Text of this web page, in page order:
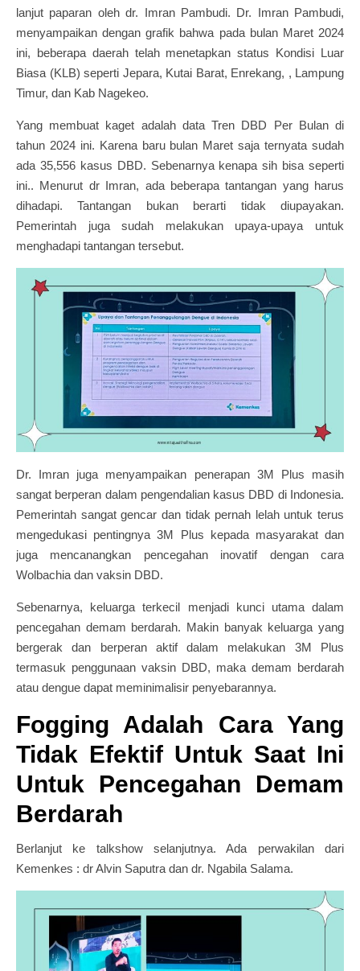
lanjut paparan oleh dr. Imran Pambudi. Dr. Imran Pambudi,
menyampaikan dengan grafik bahwa pada bulan Maret 2024
ini, beberapa daerah telah menetapkan status Kondisi Luar
Biasa (KLB) seperti Jepara, Kutai Barat, Enrekang, , Lampung
Timur, dan Kab Nagekeo.
Yang membuat kaget adalah data Tren DBD Per Bulan di
tahun 2024 ini. Karena baru bulan Maret saja ternyata sudah
ada 35,556 kasus DBD. Sebenarnya kenapa sih bisa seperti
ini.. Menurut dr Imran, ada beberapa tantangan yang harus
dihadapi. Tantangan bukan berarti tidak diupayakan.
Pemerintah juga sudah melakukan upaya-upaya untuk
menghadapi tantangan tersebut.
Dr. Imran juga menyampaikan penerapan 3M Plus masih
sangat berperan dalam pengendalian kasus DBD di Indonesia.
Pemerintah sangat gencar dan tidak pernah lelah untuk terus
mengedukasi pentingnya 3M Plus kepada masyarakat dan
juga mencanangkan pencegahan inovatif dengan cara
Wolbachia dan vaksin DBD.
Sebenarnya, keluarga terkecil menjadi kunci utama dalam
pencegahan demam berdarah. Makin banyak keluarga yang
bergerak dan berperan aktif dalam melakukan 3M Plus
termasuk penggunaan vaksin DBD, maka demam berdarah
atau dengue dapat meminimalisir penyebarannya.
Fogging Adalah Cara Yang
Tidak Efektif Untuk Saat Ini
Untuk Pencegahan Demam
Berdarah
Berlanjut ke talkshow selanjutnya. Ada perwakilan dari
Kemenkes : dr Alvin Saputra dan dr. Ngabila Salama.